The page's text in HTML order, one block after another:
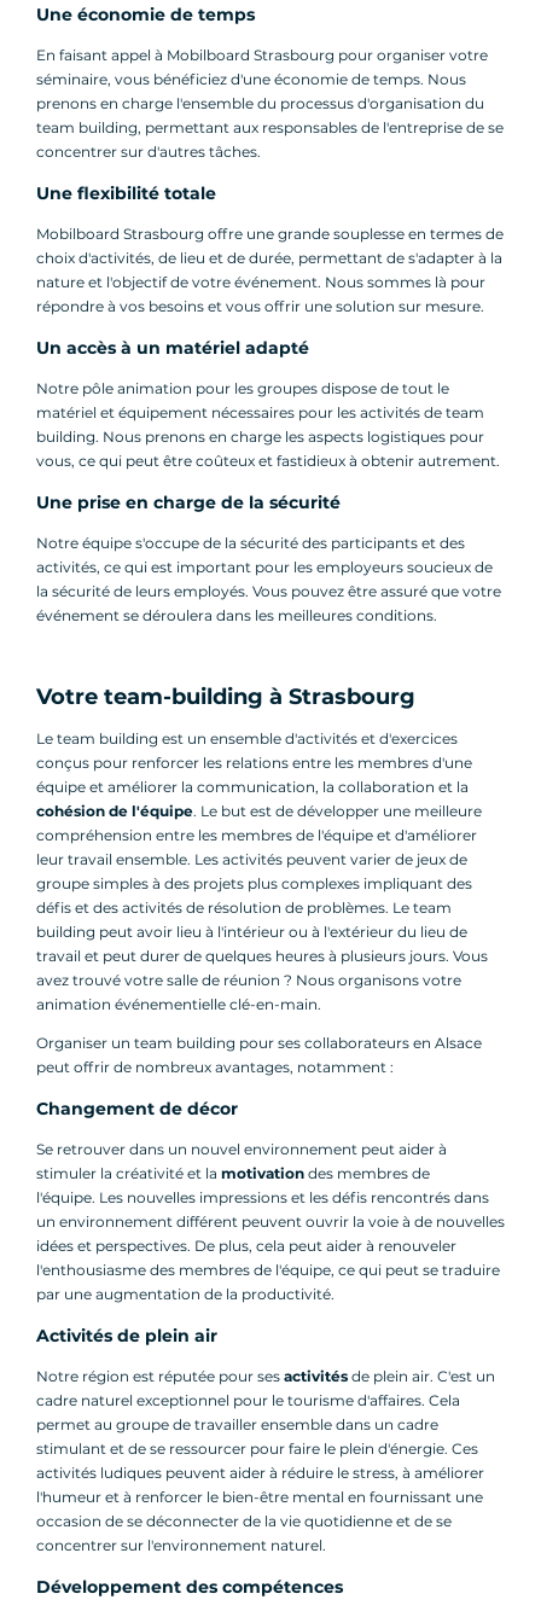
Une économie de temps
En faisant appel à Mobilboard Strasbourg pour organiser votre
séminaire, vous bénéficiez d'une économie de temps. Nous
prenons en charge l'ensemble du processus d'organisation du
team building, permettant aux responsables de l'entreprise de se
concentrer sur d'autres tâches.
Une flexibilité totale
Mobilboard Strasbourg offre une grande souplesse en termes de
choix d'activités, de lieu et de durée, permettant de s'adapter à la
nature et l'objectif de votre événement. Nous sommes là pour
répondre à vos besoins et vous offrir une solution sur mesure.
Un accès à un matériel adapté
Notre pôle animation pour les groupes dispose de tout le
matériel et équipement nécessaires pour les activités de team
building. Nous prenons en charge les aspects logistiques pour
vous, ce qui peut être coûteux et fastidieux à obtenir autrement.
Une prise en charge de la sécurité
Notre équipe s'occupe de la sécurité des participants et des
activités, ce qui est important pour les employeurs soucieux de
la sécurité de leurs employés. Vous pouvez être assuré que votre
événement se déroulera dans les meilleures conditions.
Votre team-building à Strasbourg
Le team building est un ensemble d'activités et d'exercices
conçus pour renforcer les relations entre les membres d'une
équipe et améliorer la communication, la collaboration et la
cohésion de l'équipe. Le but est de développer une meilleure
compréhension entre les membres de l'équipe et d'améliorer
leur travail ensemble. Les activités peuvent varier de jeux de
groupe simples à des projets plus complexes impliquant des
défis et des activités de résolution de problèmes. Le team
building peut avoir lieu à l'intérieur ou à l'extérieur du lieu de
travail et peut durer de quelques heures à plusieurs jours. Vous
avez trouvé votre salle de réunion ? Nous organisons votre
animation événementielle clé-en-main.
Organiser un team building pour ses collaborateurs en Alsace
peut offrir de nombreux avantages, notamment :
Changement de décor
Se retrouver dans un nouvel environnement peut aider à
stimuler la créativité et la motivation des membres de
l'équipe. Les nouvelles impressions et les défis rencontrés dans
un environnement différent peuvent ouvrir la voie à de nouvelles
idées et perspectives. De plus, cela peut aider à renouveler
l'enthousiasme des membres de l'équipe, ce qui peut se traduire
par une augmentation de la productivité.
Activités de plein air
Notre région est réputée pour ses activités de plein air. C'est un
cadre naturel exceptionnel pour le tourisme d'affaires. Cela
permet au groupe de travailler ensemble dans un cadre
stimulant et de se ressourcer pour faire le plein d'énergie. Ces
activités ludiques peuvent aider à réduire le stress, à améliorer
l'humeur et à renforcer le bien-être mental en fournissant une
occasion de se déconnecter de la vie quotidienne et de se
concentrer sur l'environnement naturel.
Développement des compétences